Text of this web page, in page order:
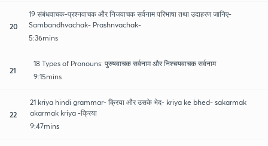
20
19 संबंधवाचक-प्रश्नवाचक और निजवाचक सर्वनाम परिभाषा तथा उदाहरण जानिए-
Sambandhvachak- Prashnvachak-
5:36mins
21
18 Types of Pronouns: पुरुषवाचक सर्वनाम और निश्चयवाचक सर्वनाम
9:15mins
22
21 kriya hindi grammar- क्रिया और उसके भेद- kriya ke bhed- sakarmak
akarmak kriya -क्रिया
9:47mins